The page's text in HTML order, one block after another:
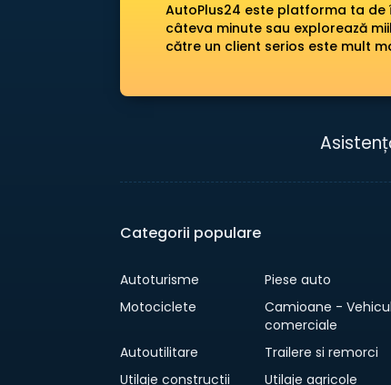
AutoPlus24 este platforma ta
câteva minute sau explorează
către un client serios este mult
Categorii populare
Autoturisme
Piese auto
Motociclete
Camioane -
comerciale
Autoutilitare
Trailere si remorci
Utilaje constructii
Utilaje agricole